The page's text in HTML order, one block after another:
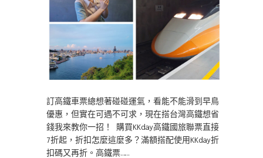
訂高鐵車票總想著碰碰運氣，看能不能滑到早鳥
優惠，但實在可遇不可求，現在搭台灣高鐵想省
錢我來教你一招！ 購買KKday高鐵國旅聯票直接
7折起，折扣怎麼這麼多？滿額搭配使用KKday折
扣碼又再折。高鐵票……